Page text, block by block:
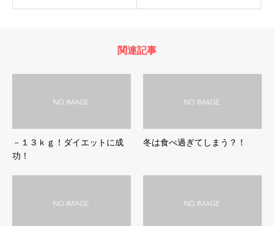
関連記事
－１３ｋｇ！ダイエットに成
功！
冬は食べ過ぎてしまう？！